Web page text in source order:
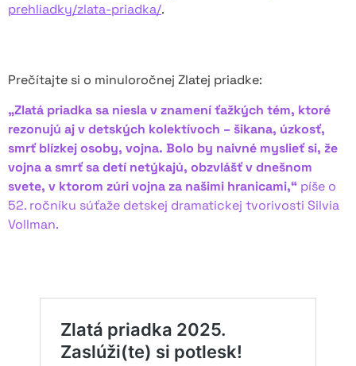
prehliadky/zlata-priadka/.
Prečítajte si o minuloročnej Zlatej priadke:
„Zlatá priadka sa niesla v znamení ťažkých tém, ktoré
rezonujú aj v detských kolektívoch – šikana, úzkosť,
smrť blízkej osoby, vojna. Bolo by naivné myslieť si, že
vojna a smrť sa detí netýkajú, obzvlášť v dnešnom
svete, v ktorom zúri vojna za našimi hranicami,“ píše o
52. ročníku súťaže detskej dramatickej tvorivosti Silvia
Vollman.